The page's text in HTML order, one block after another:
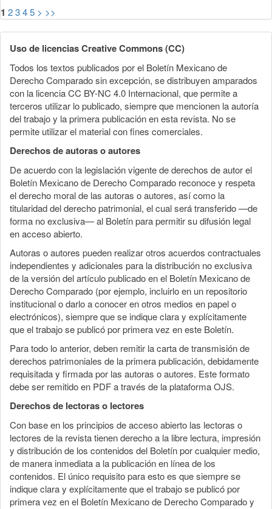
1 2345 > >>
Uso de licencias Creative Commons (CC)
Todos los textos publicados por el Boletín Mexicano de
Derecho Comparado sin excepción, se distribuyen amparados
con la licencia CC BY-NC 4.0 Internacional, que permite a
terceros utilizar lo publicado, siempre que mencionen la autoría
del trabajo y la primera publicación en esta revista. No se
permite utilizar el material con fines comerciales.
Derechos de autoras o autores
De acuerdo con la legislación vigente de derechos de autor el
Boletín Mexicano de Derecho Comparado reconoce y respeta
el derecho moral de las autoras o autores, así como la
titularidad del derecho patrimonial, el cual será transferido —de
forma no exclusiva— al Boletín para permitir su difusión legal
en acceso abierto.
Autoras o autores pueden realizar otros acuerdos contractuales
independientes y adicionales para la distribución no exclusiva
de la versión del artículo publicado en el Boletín Mexicano de
Derecho Comparado (por ejemplo, incluirlo en un repositorio
institucional o darlo a conocer en otros medios en papel o
electrónicos), siempre que se indique clara y explícitamente
que el trabajo se publicó por primera vez en este Boletín.
Para todo lo anterior, deben remitir la carta de transmisión de
derechos patrimoniales de la primera publicación, debidamente
requisitada y firmada por las autoras o autores. Este formato
debe ser remitido en PDF a través de la plataforma OJS.
Derechos de lectoras o lectores
Con base en los principios de acceso abierto las lectoras o
lectores de la revista tienen derecho a la libre lectura, impresión
y distribución de los contenidos del Boletín por cualquier medio,
de manera inmediata a la publicación en línea de los
contenidos. El único requisito para esto es que siempre se
indique clara y explícitamente que el trabajo se publicó por
primera vez en el Boletín Mexicano de Derecho Comparado y